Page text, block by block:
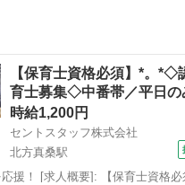
【保育士資格必須】*。*◇
育士募集◇中番帯／平日
時給1,200円
セントスタッフ株式会社
北方真桑駅
須】*。*◇認定こど